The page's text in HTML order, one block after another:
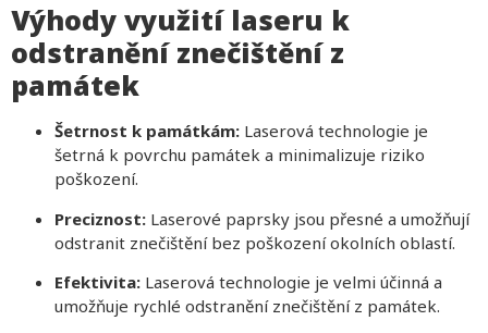
Výhody využití laseru k
odstranění znečištění z
památek
Šetrnost k památkám: Laserová technologie je
šetrná k povrchu památek a minimalizuje riziko
poškození.
Preciznost: Laserové paprsky jsou přesné a umožňují
odstranit znečištění bez poškození okolních oblastí.
Efektivita: Laserová technologie je velmi účinná a
umožňuje rychlé odstranění znečištění z památek.